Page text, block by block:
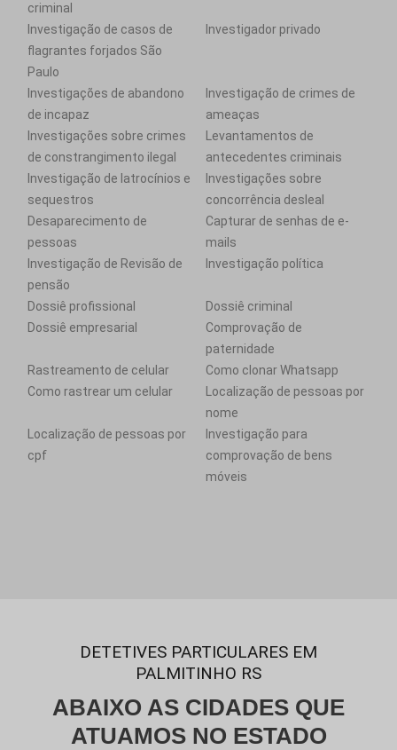
criminal
Investigação de casos de
flagrantes forjados São
Paulo
Investigador privado
Investigações de abandono
de incapaz
Investigação de crimes de
ameaças
Investigações sobre crimes
de constrangimento ilegal
Levantamentos de
antecedentes criminais
Investigação de latrocínios e
sequestros
Investigações sobre
concorrência desleal
Desaparecimento de
pessoas
Capturar de senhas de e-
mails
Investigação de Revisão de
pensão
Investigação política
Dossiê profissional
Dossiê criminal
Dossiê empresarial
Comprovação de
paternidade
Rastreamento de celular
Como clonar Whatsapp
Como rastrear um celular
Localização de pessoas por
nome
Localização de pessoas por
cpf
Investigação para
comprovação de bens
móveis
DETETIVES PARTICULARES EM
PALMITINHO RS
ABAIXO AS CIDADES QUE
ATUAMOS NO ESTADO